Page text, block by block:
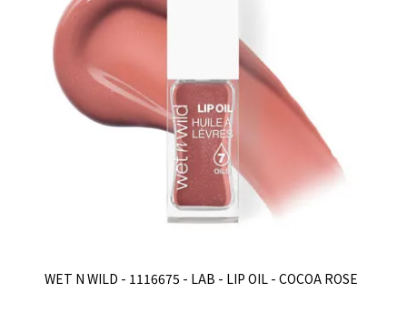
WET N WILD - 1116675 - LAB - LIP OIL - COCOA ROSE